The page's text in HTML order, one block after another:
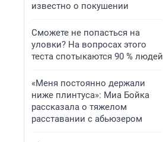
известно о покушении
Сможете не попасться на
уловки? На вопросах этого
теста спотыкаются 90 % людей
«Меня постоянно держали
ниже плинтуса»: Миа Бойка
рассказала о тяжелом
расставании с абьюзером